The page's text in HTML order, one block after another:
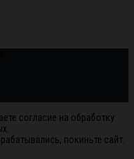
согласие на обработку
покиньте сайт.